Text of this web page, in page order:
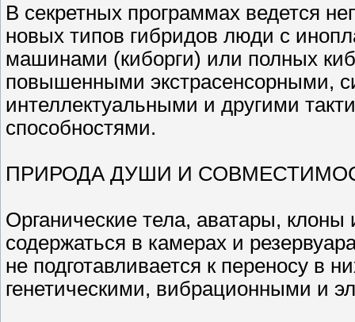
В секретных программах ведется
новых типов гибридов люди с
машинами (киборги) или полных
повышенными экстрасенсорными,
интеллектуальными и другими
способностями.
ПРИРОДА ДУШИ И
Органические тела, аватары,
содержаться в камерах и
не подготавливается к переносу в
генетическими, вибрационными и